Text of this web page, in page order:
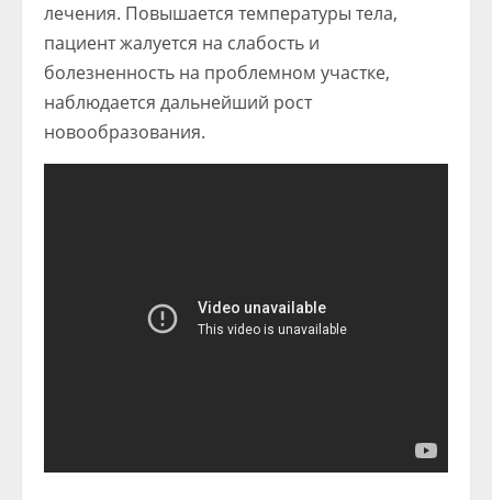
лечения. Повышается температуры тела,
пациент жалуется на слабость и
болезненность на проблемном участке,
наблюдается дальнейший рост
новообразования.